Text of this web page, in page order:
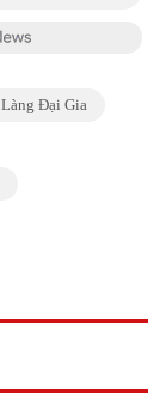
Làng Đại Gia